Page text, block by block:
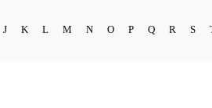
J K L M N O P Q R S